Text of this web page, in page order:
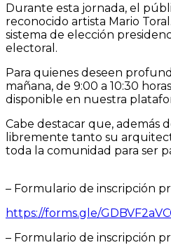
Durante esta jornada, el
reconocido artista Mario
sistema de elección
electoral.
Para quienes deseen
mañana, de 9:00 a 10:30
disponible en nuestra
Cabe destacar que, además
libremente tanto su
toda la comunidad para ser
– Formulario de inscripción
https://forms.gle/
– Formulario de inscripción